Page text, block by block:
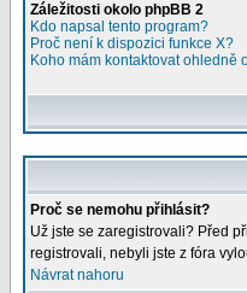
Záležitosti okolo phpBB 2
Kdo napsal tento program?
Proč není k dispozici funkce X?
Koho mám kontaktovat
Proč se nemohu přihlásit?
Už jste se zaregistrovali? Před
registrovali, nebyli jste z fóra
Návrat nahoru